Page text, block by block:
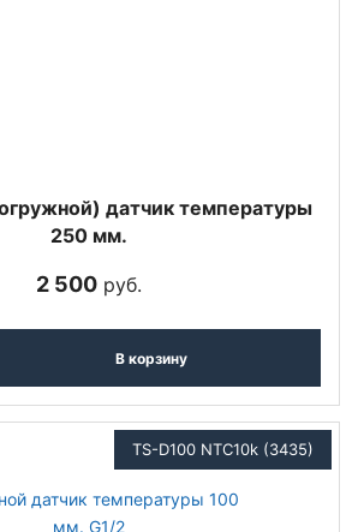
датчик температуры
250 мм.
2 500 руб.
В корзину
TS-D100 NTC10k (3435)